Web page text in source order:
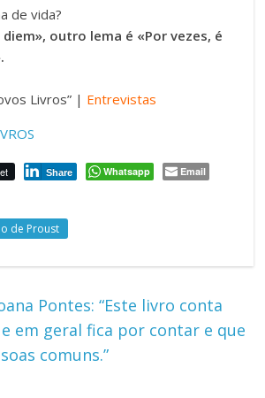
de vida?
outro lema é «Por vezes, é
Livros” | Entrevistas
Share Whatsapp Email
de Proust
Pontes: “Este livro conta
em geral fica por contar e que
comuns.”